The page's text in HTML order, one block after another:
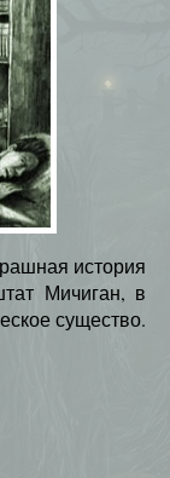
история
Мичиган, в
существо.